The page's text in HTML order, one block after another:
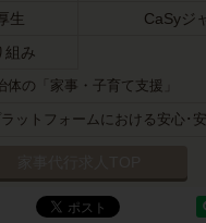
生
CaSyジ
組み
体の「家事・子育て支援」
ットフォームにおける安心･